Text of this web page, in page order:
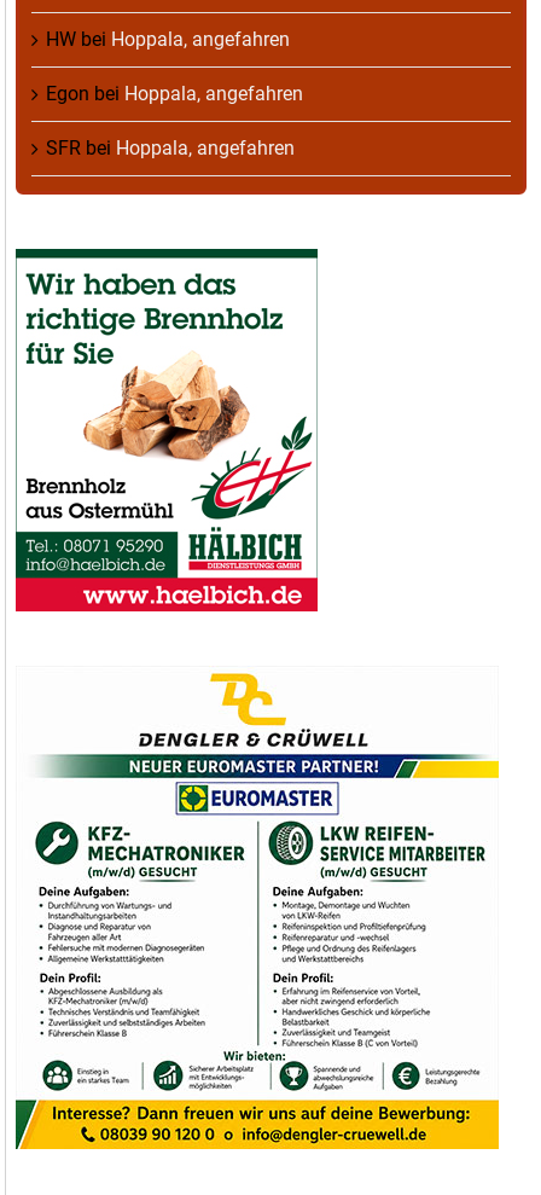
HW bei Hoppala, angefahren
Egon bei Hoppala, angefahren
SFR bei Hoppala, angefahren